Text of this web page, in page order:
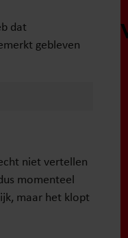
dat
gebleven
niet vertellen
momenteel
maar het klopt